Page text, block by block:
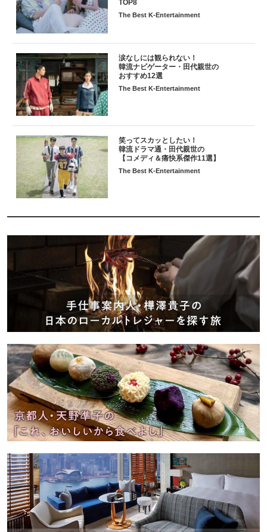
TOP8
The Best K-Entertainment
涙なしには観られない！
韓流ナビゲーター・田代親世の
おすすめ12選
The Best K-Entertainment
笑ってスカッとしたい！
韓流ドラマ通・田代親世の
【コメディ＆痛快系傑作11選】
The Best K-Entertainment